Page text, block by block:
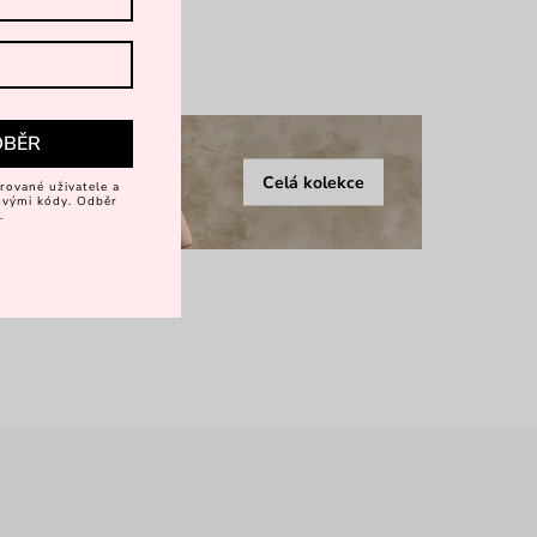
Celá kolekce
uživatele a
kódy. Odběr